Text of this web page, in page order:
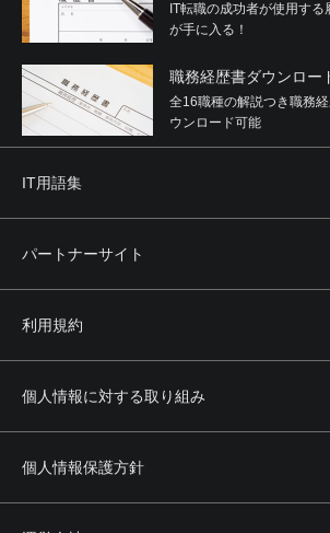
IT転職の成功者が使用す
が手に入る！
職務経歴書ダウンロー
全16職種の解説つき職務
ウンロード可能
IT用語集
パートナーサイト
利用規約
個人情報に対する取り組み
個人情報保護方針